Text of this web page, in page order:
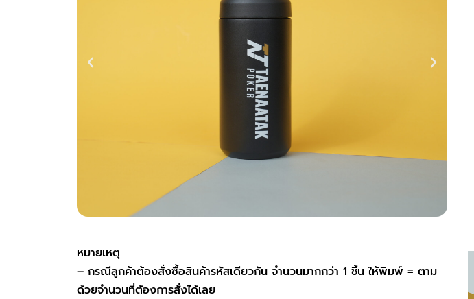
หมายเหตุ
– กรณีลูกค้าต้องสั่งซื้อสินค้ารหัสเดียวกัน จำนวนมากกว่า 1 ชิ้น ให้พิมพ์ = ตาม
ด้วยจำนวนที่ต้องการสั่งได้เลย